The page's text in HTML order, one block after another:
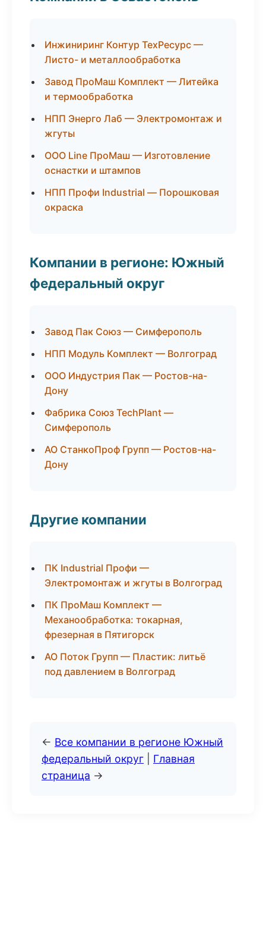
Инжиниринг Контур ТехРесурс —
Листо- и металлообработка
Завод ПроМаш Комплект — Литейка
и термообработка
НПП Энерго Лаб — Электромонтаж и
жгуты
ООО Line ПроМаш — Изготовление
оснастки и штампов
НПП Профи Industrial — Порошковая
окраска
Компании в регионе: Южный
федеральный округ
Завод Пак Союз — Симферополь
НПП Модуль Комплект — Волгоград
ООО Индустрия Пак — Ростов-на-
Дону
Фабрика Союз TechPlant —
Симферополь
АО СтанкоПроф Групп — Ростов-на-
Дону
Другие компании
ПК Industrial Профи —
Электромонтаж и жгуты в Волгоград
ПК ПроМаш Комплект —
Механообработка: токарная,
фрезерная в Пятигорск
АО Поток Групп — Пластик: литьё
под давлением в Волгоград
← Все компании в регионе Южный
федеральный округ
Главная
страница →